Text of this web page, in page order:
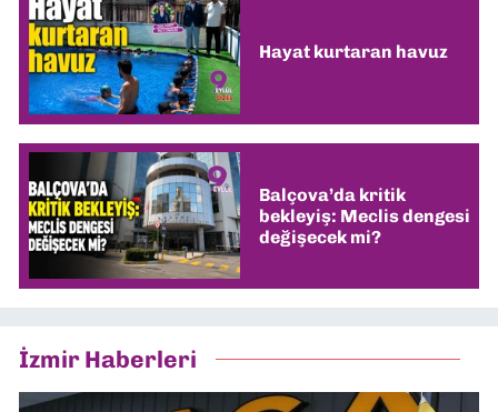
Hayat kurtaran havuz
Balçova’da kritik
bekleyiş: Meclis dengesi
değişecek mi?
İzmir Haberleri